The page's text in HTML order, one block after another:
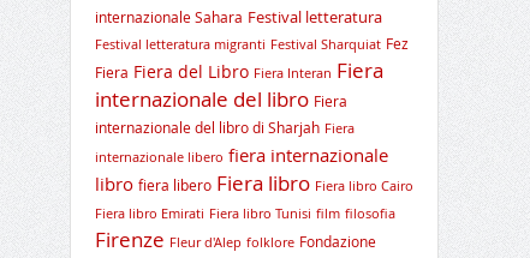
internazionale Sahara Festival letteratura
Festival letteratura migranti Festival Sharquiat Fez
Fiera Fiera del Libro Fiera Interan Fiera
internazionale del libro Fiera
internazionale del libro di Sharjah Fiera
internazionale libero fiera internazionale
libro fiera libero Fiera libro Fiera libro Cairo
Fiera libro Emirati Fiera libro Tunisi film filosofia
Firenze Fleur d'Alep folklore Fondazione